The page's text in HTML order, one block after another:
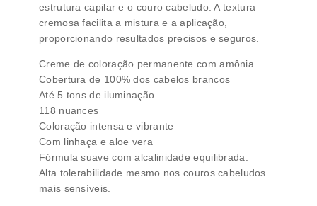
estrutura capilar e o couro cabeludo. A textura
cremosa facilita a mistura e a aplicação,
proporcionando resultados precisos e seguros.
Creme de coloração permanente com amônia
Cobertura de 100% dos cabelos brancos
Até 5 tons de iluminação
118 nuances
Coloração intensa e vibrante
Com linhaça e aloe vera
Fórmula suave com alcalinidade equilibrada.
Alta tolerabilidade mesmo nos couros cabeludos
mais sensíveis.